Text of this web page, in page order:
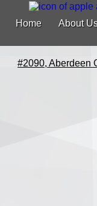
Home About
#2090, Aberdeen